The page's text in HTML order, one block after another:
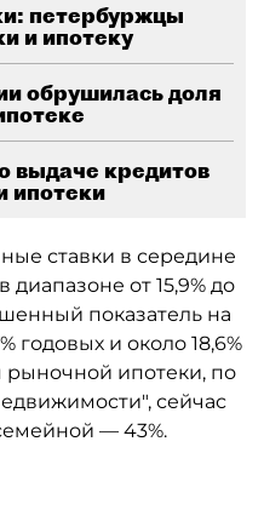
петербуржцы
и ипотеку
обрушилась доля
выдаче кредитов
ипотеки
ставки в середине
диапазоне от 15,9% до
показатель на
годовых и около 18,6%
рыночной ипотеки, по
сейчас
— 43%.